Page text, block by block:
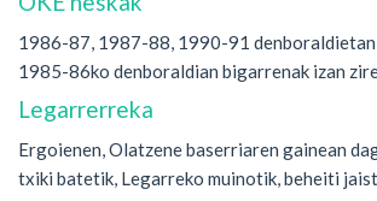
1986-87, 1987-88, 1990-91 denboraldietan
1985-86ko denboraldian bigarrenak izan
Legarrerreka
Ergoienen, Olatzene baserriaren gainean
txiki batetik, Legarreko muinotik, beheiti